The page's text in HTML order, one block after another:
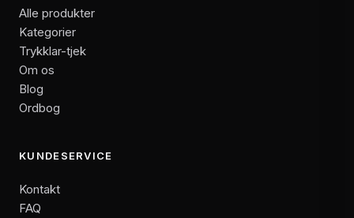
Alle produkter
Kategorier
Trykklar-tjek
Om os
Blog
Ordbog
KUNDESERVICE
Kontakt
FAQ